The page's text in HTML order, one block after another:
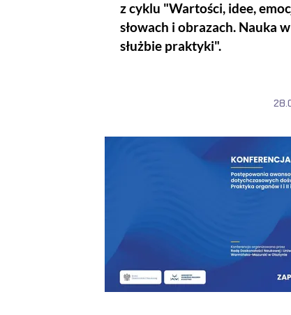
z cyklu "Wartości, idee,
słowach i obrazach. Nauka w
służbie praktyki".
Konferencja „Postępowania